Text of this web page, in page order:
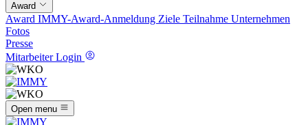
Award
Award IMMY-Award-Anmeldung Ziele Teilnahme Unternehmen
Fotos
Presse
Mitarbeiter Login
Open menu